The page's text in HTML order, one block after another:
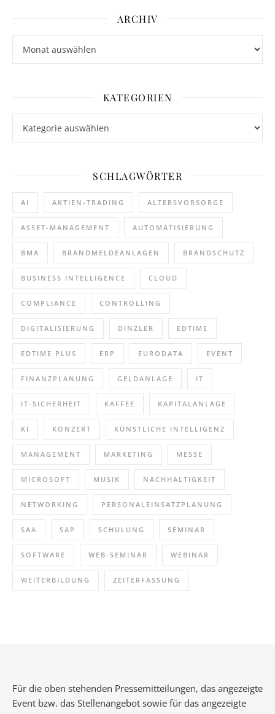
ARCHIV
KATEGORIEN
SCHLAGWÖRTER
AI AKTIEN-TRADING ALTERSVORSORGE
ASSET-MANAGEMENT AUTOMATISIERUNG
BMA BRANDMELDEANLAGEN BRANDSCHUTZ
BUSINESS INTELLIGENCE CLOUD
COMPLIANCE CONTROLLING
DIGITALISIERUNG DINZLER EDTIME
EDTIME PLUS ERP EURODATA EVENT
FINANZPLANUNG GELDANLAGE IT
IT-SICHERHEIT KAFFEE KAPITALANLAGE
KI KONZERT KÜNSTLICHE INTELLIGENZ
MANAGEMENT MARKETING MESSE
MICROSOFT MUSIK NACHHALTIGKEIT
NETWORKING PERSONALEINSATZPLANUNG
SAA SAP SCHULUNG SEMINAR
SOFTWARE WEB-SEMINAR WEBINAR
WEITERBILDUNG ZEITERFASSUNG
Für die oben stehenden Pressemitteilungen, das angezeigte
Event bzw. das Stellenangebot sowie für das angezeigte